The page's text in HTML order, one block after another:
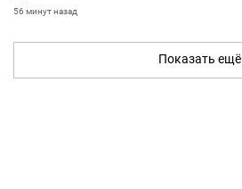
56 минут назад
Показать ещё